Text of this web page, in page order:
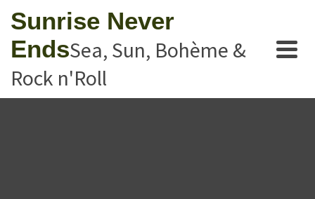
Sunrise Never
EndsSea, Sun, Bohème &
Rock n'Roll